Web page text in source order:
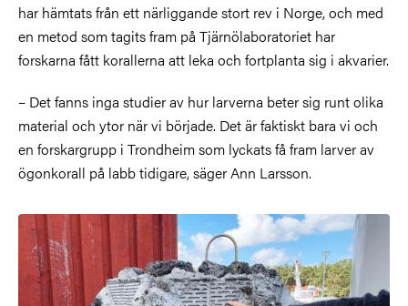
har hämtats från ett närliggande stort rev i Norge, och med
en metod som tagits fram på Tjärnölaboratoriet har
forskarna fått korallerna att leka och fortplanta sig i akvarier.
– Det fanns inga studier av hur larverna beter sig runt olika
material och ytor när vi började. Det är faktiskt bara vi och
en forskargrupp i Trondheim som lyckats få fram larver av
ögonkorall på labb tidigare, säger Ann Larsson.